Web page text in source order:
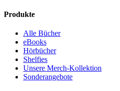
Produkte
Alle Bücher
eBooks
Hörbücher
Shelfies
Unsere Merch-Kollektion
Sonderangebote